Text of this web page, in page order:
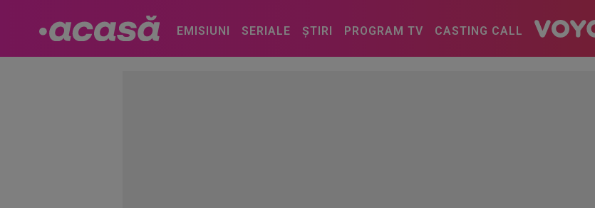
EMISIUNI SERIALE ȘTIRI PROGRAM TV CASTING CALL